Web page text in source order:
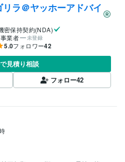
ラ＠ヤッホーアドバイ
密保持契約(NDA)
業者
未登録
5.0フォロワー42
見積り相談
フォロー42